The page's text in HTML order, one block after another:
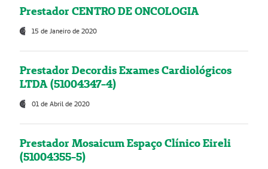
Prestador CENTRO DE ONCOLOGIA
15 de Janeiro de 2020
Prestador Decordis Exames Cardiológicos
LTDA (51004347-4)
01 de Abril de 2020
Prestador Mosaicum Espaço Clínico Eireli
(51004355-5)